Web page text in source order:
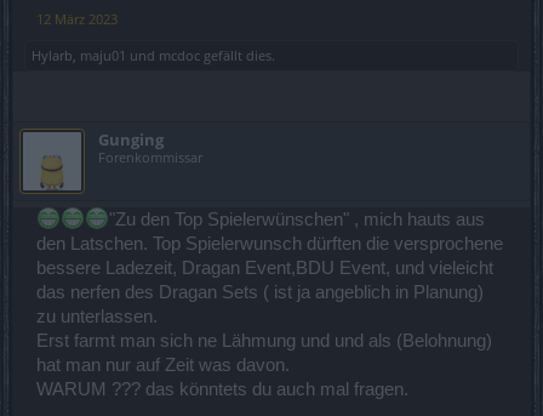
12 März 2023
Hylarb maju01 und mcdoc gefällt dies.
Gunging
Forenkommissar
"Zu den Top Spielerwünschen" , mich hauts aus
den Latschen. Top Spielerwunsch dürften die versprochene
bessere Ladezeit, Dragan Event,BDU Event, und vieleicht
das nerfen des Dragan Sets ( ist ja angeblich in Planung)
zu unterlassen.
Erst farmt man sich ne Lähmung und und als (Belohnung)
hat man nur auf Zeit was davon.
WARUM ??? das könntets du auch mal fragen.